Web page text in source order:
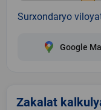
Surxondaryo
Google
Zakalat